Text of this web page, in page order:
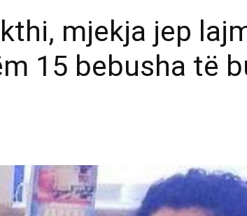
mjekja jep
15 bebusha të